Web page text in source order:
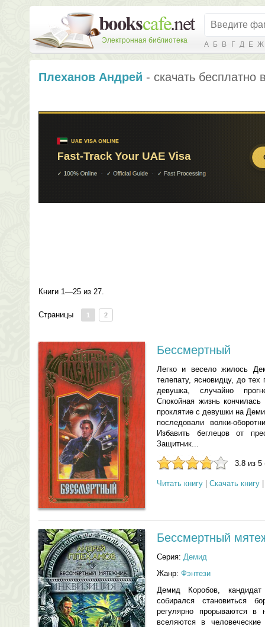
Электронная библиотека А Б В Г Д Е Ж
Плеханов Андрей - скачать бесплатно
Книги 1—25 из 27.
Страницы 1 2
Бессмертный
Легко и весело жилось
телепату, ясновидцу, до
девушка, случайно
Спокойная жизнь
проклятие с девушки на
последовали волки-
Избавить беглецов от
Защитник...
3.8 из 5
Читать книгу Скачать книгу
Бессмертный
Серия: Демид
Жанр: Фэнтези
Демид Коробов,
собирался становиться
регулярно прорываются
вселяются в